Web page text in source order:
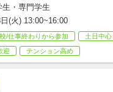
・専門学生
(火) 13:00~16:00
/仕事終わりから参加
土日中心
迎
テンション高め